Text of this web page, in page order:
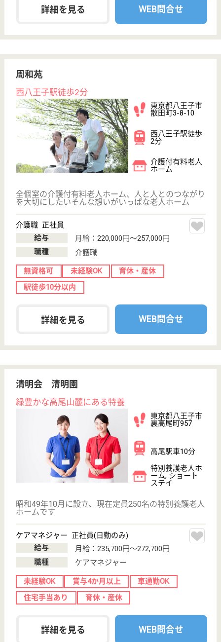
プライバシーポリシー 運営会社
看護師の求人・転職なら
『クリックジョブ看護』
介護職求人支援サービス『クリックジョブ介護』運営会社:
ライフワンズ株式会社 ( 厚生労働大臣許可 )13- ユ -303765
Copyright©LifeOnes Ltd. All Rights Reserved